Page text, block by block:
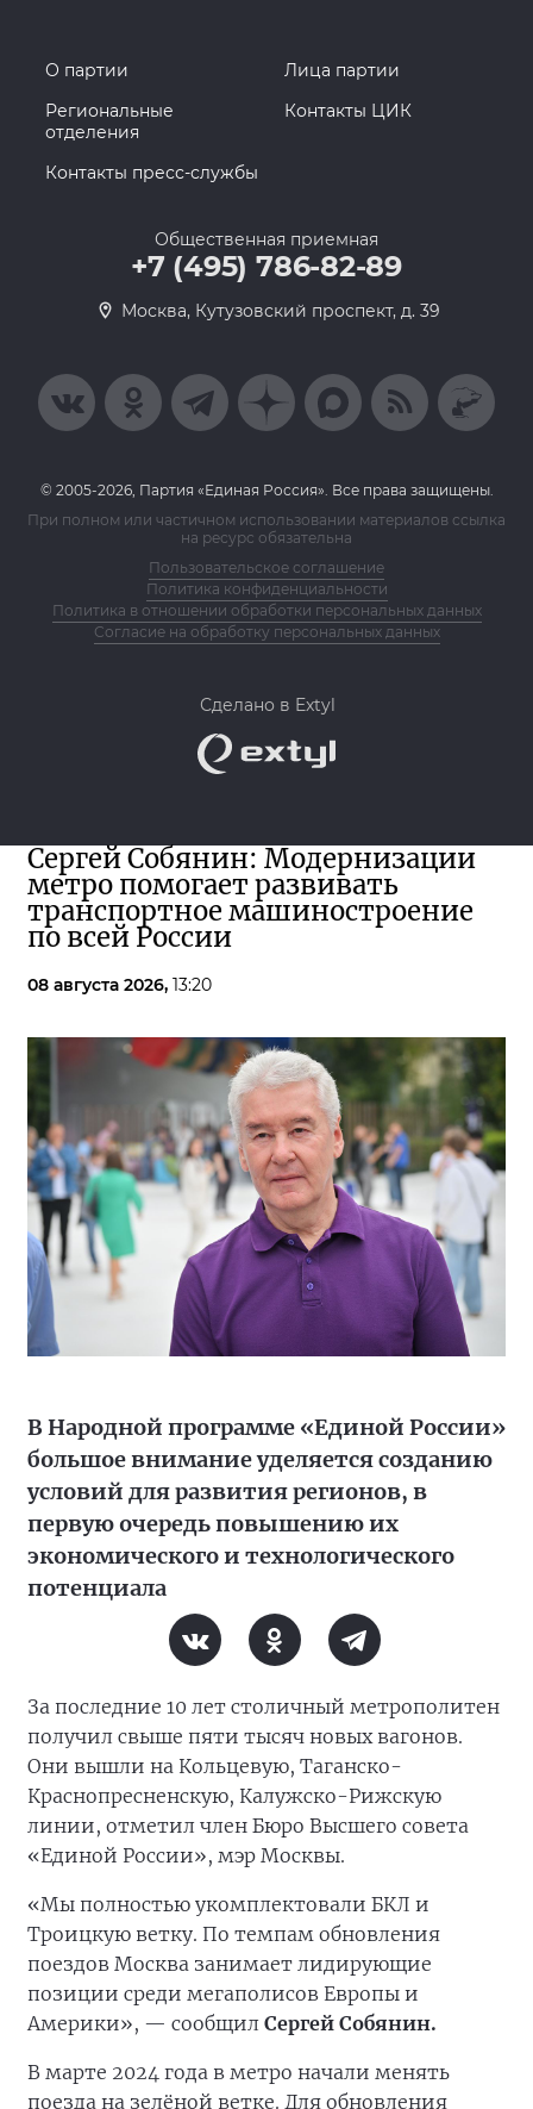
О партии
Лица партии
Региональные
отделения
Контакты ЦИК
Контакты пресс-службы
Общественная приемная
+7 (495) 786-82-89
Москва, Кутузовский проспект, д. 39
© 2005-2026, Партия «Единая Россия». Все права защищены.
При полном или частичном использовании материалов ссылка
на ресурс обязательна
Пользовательское соглашение
Политика конфиденциальности
Политика в отношении обработки персональных данных
Согласие на обработку персональных данных
Сделано в Extyl
Сергей Собянин: Модернизации
метро помогает развивать
транспортное машиностроение
по всей России
08 августа 2026, 13:20
В Народной программе «Единой России»
большое внимание уделяется созданию
условий для развития регионов, в
первую очередь повышению их
экономического и технологического
потенциала
За последние 10 лет столичный метрополитен
получил свыше пяти тысяч новых вагонов.
Они вышли на Кольцевую, Таганско-
Краснопресненскую, Калужско-Рижскую
линии, отметил член Бюро Высшего совета
«Единой России», мэр Москвы.
«Мы полностью укомплектовали БКЛ и
Троицкую ветку. По темпам обновления
поездов Москва занимает лидирующие
позиции среди мегаполисов Европы и
Америки», — сообщил Сергей Собянин.
В марте 2024 года в метро начали менять
поезда на зелёной ветке. Для обновления